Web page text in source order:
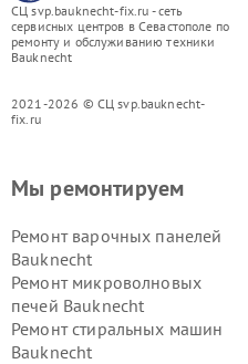
СЦ svp.bauknecht-fix.ru - сеть
сервисных центров в Севастополе по
ремонту и обслуживанию техники
Bauknecht
2021-2026 © СЦ svp.bauknecht-
fix.ru
Мы ремонтируем
Ремонт варочных панелей
Bauknecht
Ремонт микроволновых
печей Bauknecht
Ремонт стиральных машин
Bauknecht